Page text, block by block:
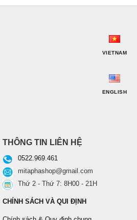
VIETNAM
ENGLISH
THÔNG TIN LIÊN HỆ
0522.969.461
mitaphashop@gmail.com
Thứ 2 - Thứ 7: 8H00 - 21H
CHÍNH SÁCH VÀ QUI ĐỊNH